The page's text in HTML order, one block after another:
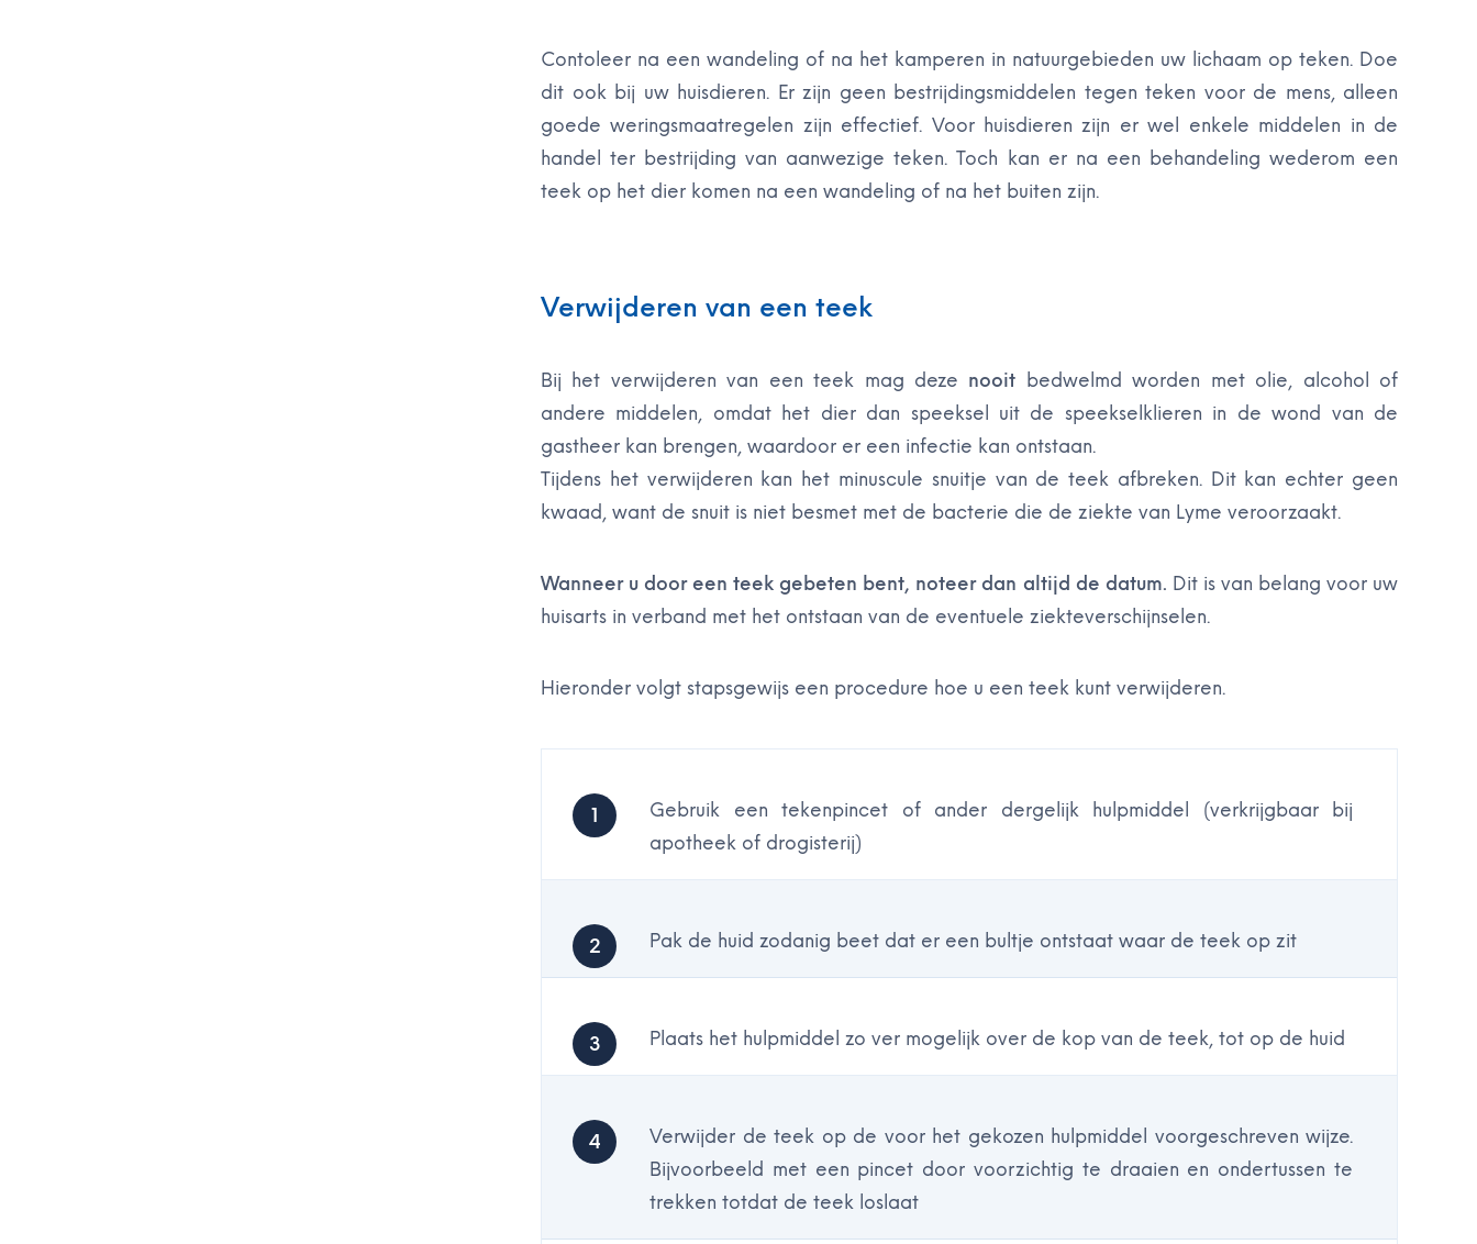
Contoleer na een wandeling of na het kamperen in natuurgebieden uw lichaam op teken. Doe
dit ook bij uw huisdieren. Er zijn geen bestrijdingsmiddelen tegen teken voor de mens, alleen
goede weringsmaatregelen zijn effectief. Voor huisdieren zijn er wel enkele middelen in de
handel ter bestrijding van aanwezige teken. Toch kan er na een behandeling wederom een
teek op het dier komen na een wandeling of na het buiten zijn.
Verwijderen van een teek
Bij het verwijderen van een teek mag deze nooit bedwelmd worden met olie, alcohol of
andere middelen, omdat het dier dan speeksel uit de speekselklieren in de wond van de
gastheer kan brengen, waardoor er een infectie kan ontstaan.
Tijdens het verwijderen kan het minuscule snuitje van de teek afbreken. Dit kan echter geen
kwaad, want de snuit is niet besmet met de bacterie die de ziekte van Lyme veroorzaakt.
Wanneer u door een teek gebeten bent, noteer dan altijd de datum. Dit is van belang voor uw
huisarts in verband met het ontstaan van de eventuele ziekteverschijnselen.
Hieronder volgt stapsgewijs een procedure hoe u een teek kunt verwijderen.
Gebruik een tekenpincet of ander dergelijk hulpmiddel (verkrijgbaar bij
apotheek of drogisterij)
Pak de huid zodanig beet dat er een bultje ontstaat waar de teek op zit
Plaats het hulpmiddel zo ver mogelijk over de kop van de teek, tot op de huid
Verwijder de teek op de voor het gekozen hulpmiddel voorgeschreven wijze.
Bijvoorbeeld met een pincet door voorzichtig te draaien en ondertussen te
trekken totdat de teek loslaat